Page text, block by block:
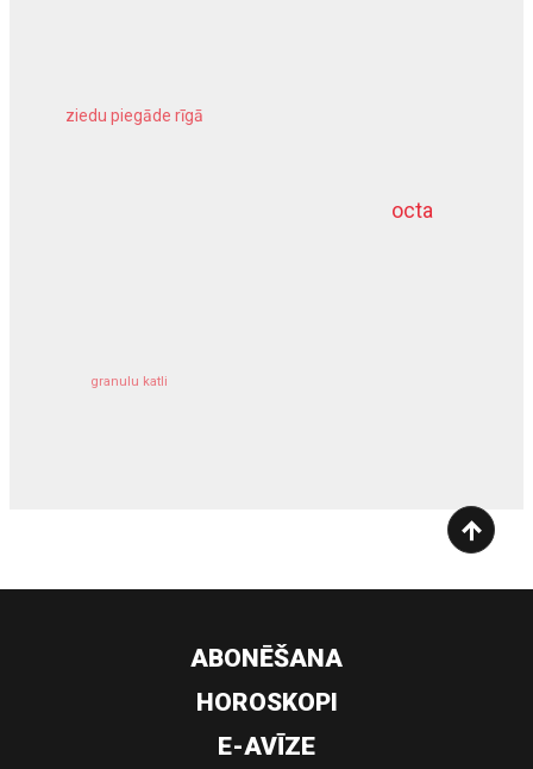
octa
ziedu piegāde rīgā
granulu katli
dziļurbums
ABONĒŠANA
HOROSKOPI
E-AVĪZE